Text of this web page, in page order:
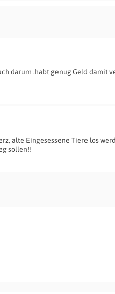
darum .habt genug Geld damit
alte Eingesessene Tiere los
sollen!!